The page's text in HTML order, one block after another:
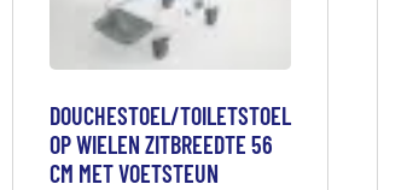
DOUCHESTOEL/TOILETSTOEL
OP WIELEN ZITBREEDTE 56
CM MET VOETSTEUN